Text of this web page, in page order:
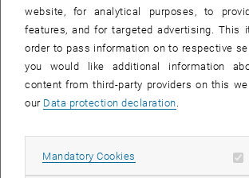
Der virtuelle Motor – Computermodelle helfen
senken
Die genaue Kalibrierung der elektronischen
beim Hersteller am Prüfstand vorgenommen.
Prüfstandes muss dabei möglichst gut
in dem die einzelnen Komponenten des Motors
realitätsnah nachgebildet werden“, sagt Stefan
die Software bereits über die Zusammenhänge
website, for analytical purposes, to
features, and for targeted advertising. This
order to pass information on to respective
you would like additional information
content from third-party providers on this
our Data protection declaration.
Mandatory Cookies Allow mandatory